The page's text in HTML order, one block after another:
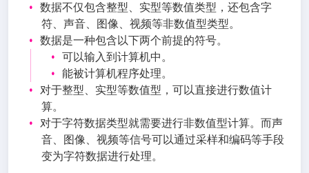
数据不仅包含整型、实型等数值类型，还包含字
符、声音、图像、视频等非数值型类型。
数据是一种包含以下两个前提的符号。
可以输入到计算机中。
能被计算机程序处理。
对于整型、实型等数值型，可以直接进行数值计
算。
对于字符数据类型就需要进行非数值型计算。而声
音、图像、视频等信号可以通过采样和编码等手段
变为字符数据进行处理。